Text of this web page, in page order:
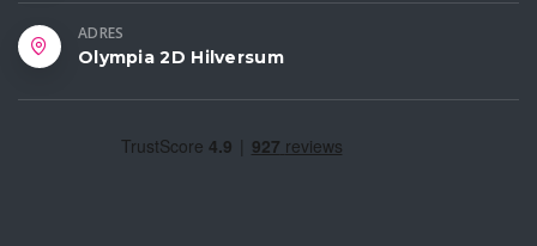
ADRES
Olympia 2D Hilversum